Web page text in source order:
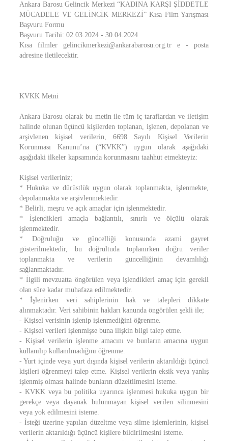
Ankara Barosu Gelincik Merkezi “KADINA KARŞI ŞİDDETLE
MÜCADELE VE GELİNCİK MERKEZİ” Kısa Film Yarışması
Başvuru Formu
Başvuru Tarihi: 02.03.2024 - 30.04.2024
Kısa filmler gelincikmerkezi@ankarabarosu.org.tr e - posta
adresine iletilecektir.
KVKK Metni
Ankara Barosu olarak bu metin ile tüm iç taraflardan ve iletişim
halinde olunan üçüncü kişilerden toplanan, işlenen, depolanan ve
arşivlenen kişisel verilerin, 6698 Sayılı Kişisel Verilerin
Korunması Kanunu’na (“KVKK”) uygun olarak aşağıdaki
aşağıdaki ilkeler kapsamında korunmasını taahhüt etmekteyiz:
Kişisel verileriniz;
* Hukuka ve dürüstlük uygun olarak toplanmakta, işlenmekte,
depolanmakta ve arşivlenmektedir.
* Belirli, meşru ve açık amaçlar için işlenmektedir.
* İşlendikleri amaçla bağlantılı, sınırlı ve ölçülü olarak
işlenmektedir.
* Doğruluğu ve güncelliği konusunda azami gayret
gösterilmektedir, bu doğrultuda toplanırken doğru veriler
toplanmakta ve verilerin güncelliğinin devamlılığı
sağlanmaktadır.
* İlgili mevzuatta öngörülen veya işlendikleri amaç için gerekli
olan süre kadar muhafaza edilmektedir.
* İşlenirken veri sahiplerinin hak ve talepleri dikkate
alınmaktadır. Veri sahibinin hakları kanunda öngörülen şekli ile;
- Kişisel verisinin işlenip işlenmediğini öğrenme.
- Kişisel verileri işlenmişse buna ilişkin bilgi talep etme.
- Kişisel verilerin işlenme amacını ve bunların amacına uygun
kullanılıp kullanılmadığını öğrenme.
- Yurt içinde veya yurt dışında kişisel verilerin aktarıldığı üçüncü
kişileri öğrenmeyi talep etme. Kişisel verilerin eksik veya yanlış
işlenmiş olması halinde bunların düzeltilmesini isteme.
- KVKK veya bu politika uyarınca işlenmesi hukuka uygun bir
gerekçe veya dayanak bulunmayan kişisel verilen silinmesini
veya yok edilmesini isteme.
- İsteği üzerine yapılan düzeltme veya silme işlemlerinin, kişisel
verilerin aktarıldığı üçüncü kişilere bildirilmesini isteme.